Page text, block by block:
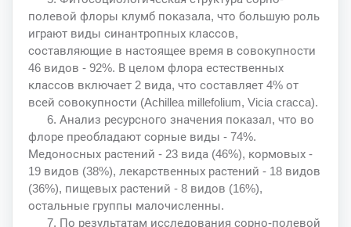
полевой флоры клумб показала, что большую роль
играют виды синантропных классов,
составляющие в настоящее время в совокупности
46 видов - 92%. В целом флора естественных
классов включает 2 вида, что составляет 4% от
всей совокупности (Achillea millefolium, Vicia cracca).
6. Анализ ресурсного значения показал, что во
флоре преобладают сорные виды - 74%.
Медоносных растений - 23 вида (46%), кормовых -
19 видов (38%), лекарственных растений - 18 видов
(36%), пищевых растений - 8 видов (16%),
остальные группы малочисленны.
7. По результатам исследования сорно-полевой